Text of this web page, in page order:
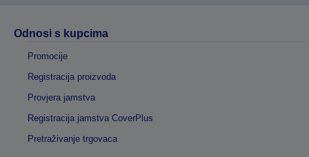
Odnosi s kupcima
Promocije
Registracija proizvoda
Provjera jamstva
Registracija jamstva CoverPlus
Pretraživanje trgovaca